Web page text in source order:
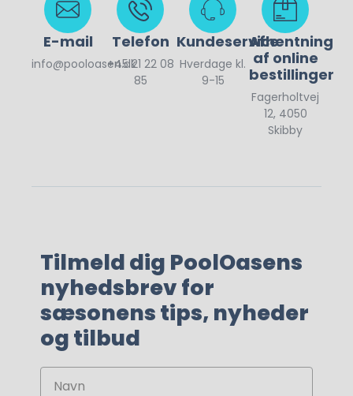
E-mail
info@pooloasen.dk
Telefon
+45 21 22 08
85
Kundeservice
Hverdage kl.
9-15
Afhentning
af online
bestillinger
Fagerholtvej
12, 4050
Skibby
Tilmeld dig PoolOasens
nyhedsbrev for
sæsonens tips, nyheder
og tilbud